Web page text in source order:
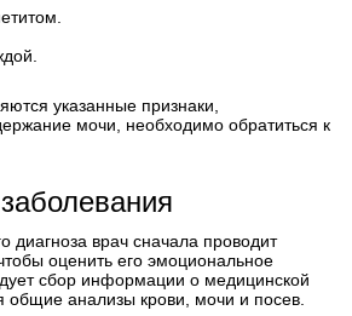
указанные признаки,
мочи, необходимо обратиться к
диагноза врач сначала проводит
оценить его эмоциональное
сбор информации о медицинской
общие анализы крови, мочи и посев.